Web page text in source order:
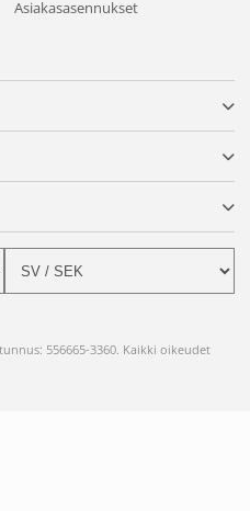
Asiakasasennukset
556665-3360. Kaikki oikeudet